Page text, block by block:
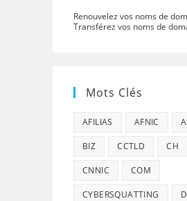
Renouvelez vos noms de
Transférez vos noms de
Mots Clés
AFILIAS AFNIC
BIZ CCTLD CH
CNNIC COM
CYBERSQUATTING